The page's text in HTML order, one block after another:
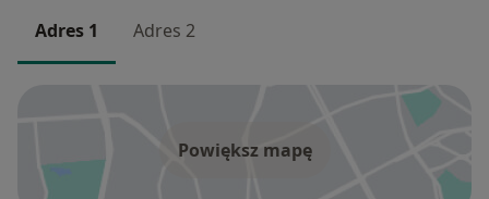
Adres 1 Adres 2
Powiększ mapę